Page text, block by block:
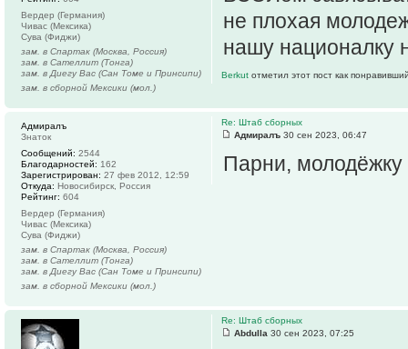
не плохая
нашу националку
Berkut отметил этот пост как
Вердер (Германия)
Чивас (Мексика)
Сува (Фиджи)
зам. в Спартак (Москва, Россия)
зам. в Сателлит (Тонга)
зам. в Диегу Вас (Сан Томе и Принсипи)
зам. в сборной Мексики (мол.)
Re: Штаб сборных
Адмиралъ 30 сен 2023, 06:47
Парни, молодёжку
Адмиралъ
Знаток
Сообщений: 2544
Благодарностей: 162
Зарегистрирован: 27 фев 2012, 12:59
Откуда: Новосибирск, Россия
Рейтинг: 604
Вердер (Германия)
Чивас (Мексика)
Сува (Фиджи)
зам. в Спартак (Москва, Россия)
зам. в Сателлит (Тонга)
зам. в Диегу Вас (Сан Томе и Принсипи)
зам. в сборной Мексики (мол.)
Re: Штаб сборных
Abdulla 30 сен 2023, 07:25